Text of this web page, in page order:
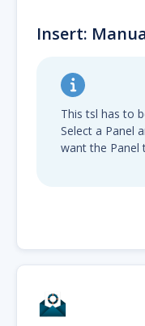
Insert:
This tsl has to
Select a Panel
want the Panel